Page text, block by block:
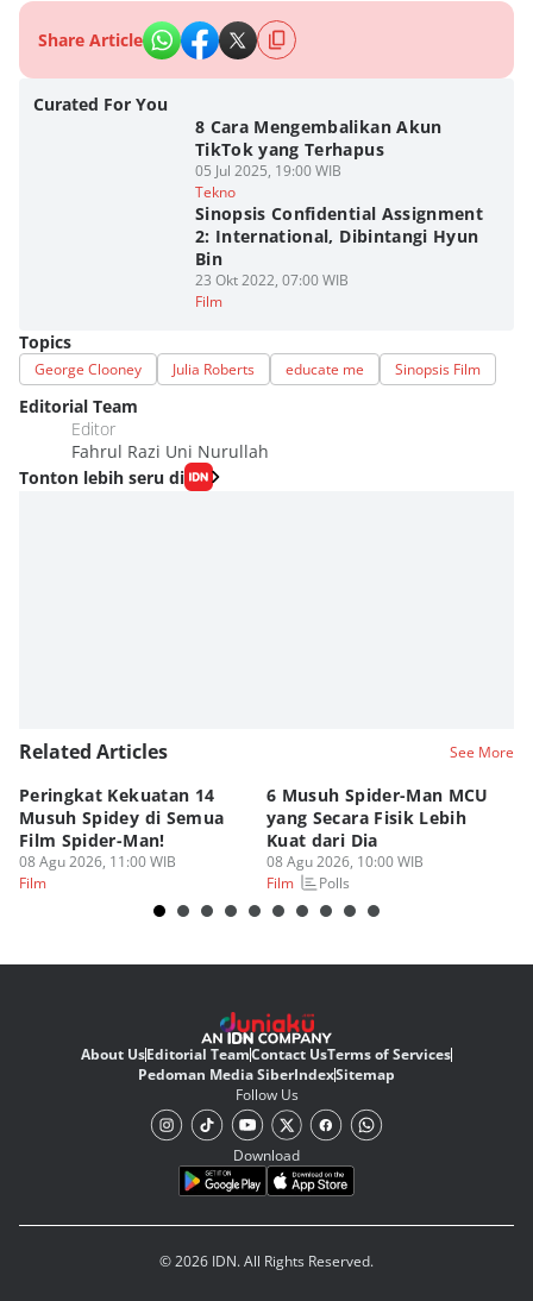
Share Article
Curated For You
8 Cara Mengembalikan Akun
TikTok yang Terhapus
05 Jul 2025, 19:00 WIB
Tekno
Sinopsis Confidential Assignment
2: International, Dibintangi Hyun
Bin
23 Okt 2022, 07:00 WIB
Film
Topics
George Clooney Julia Roberts educate me Sinopsis Film
Editorial Team
Editor
Fahrul Razi Uni Nurullah
Tonton lebih seru di
Related Articles See More
Peringkat Kekuatan 14
Musuh Spidey di Semua
Film Spider-Man!
08 Agu 2026, 11:00 WIB
Film
6 Musuh Spider-Man MCU
yang Secara Fisik Lebih
Kuat dari Dia
08 Agu 2026, 10:00 WIB
Film
Polls
About UsEditorial TeamContact UsTerms of Services
Pedoman Media SiberIndexSitemap
Follow Us
Download
© 2026 IDN. All Rights Reserved.